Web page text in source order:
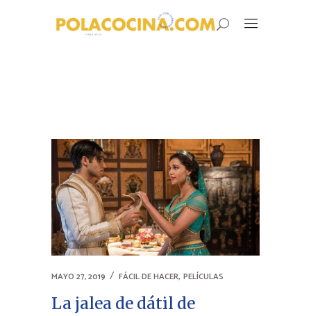
MAYO 27, 2019 FÁCIL DE HACER, PELÍCULAS
La jalea de dátil de